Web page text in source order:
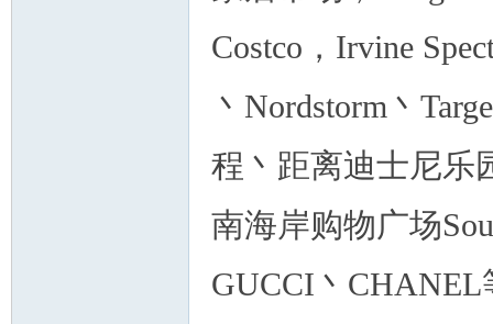
Costco，Irvine
丶Nordstorm丶
程丶距离迪士尼乐
南海岸购物广场
GUCCI丶